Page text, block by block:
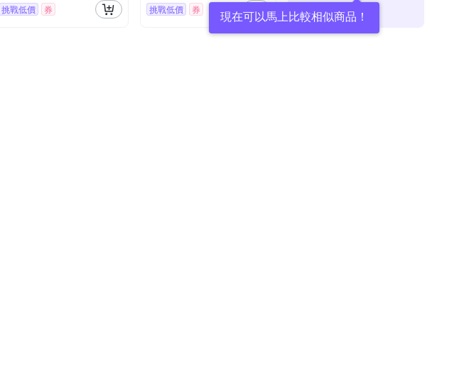
挑戰低價 券 挑戰低價 券 現在可以馬上比較相似商品！